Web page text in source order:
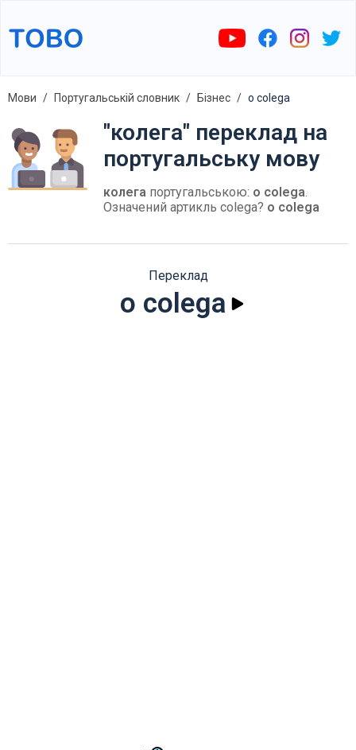
Мови Португальській словник Бізнес o colega
"колега" переклад на
португальську мову
колега португальською: o colega.
Означений артикль colega? o colega
Переклад
o colega